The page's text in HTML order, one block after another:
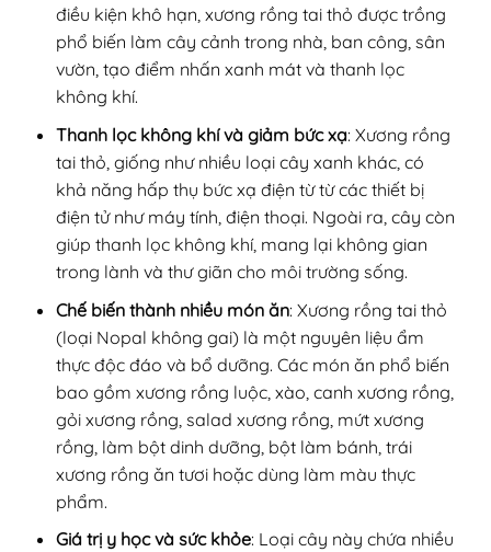
điều kiện khô hạn, xương rồng tai thỏ được trồng
phổ biến làm cây cảnh trong nhà, ban công, sân
vườn, tạo điểm nhấn xanh mát và thanh lọc
không khí.
Thanh lọc không khí và giảm bức xạ: Xương rồng
tai thỏ, giống như nhiều loại cây xanh khác, có
khả năng hấp thụ bức xạ điện từ từ các thiết bị
điện tử như máy tính, điện thoại. Ngoài ra, cây còn
giúp thanh lọc không khí, mang lại không gian
trong lành và thư giãn cho môi trường sống.
Chế biến thành nhiều món ăn: Xương rồng tai thỏ
(loại Nopal không gai) là một nguyên liệu ẩm
thực độc đáo và bổ dưỡng. Các món ăn phổ biến
bao gồm xương rồng luộc, xào, canh xương rồng,
gỏi xương rồng, salad xương rồng, mứt xương
rồng, làm bột dinh dưỡng, bột làm bánh, trái
xương rồng ăn tươi hoặc dùng làm màu thực
phẩm.
Giá trị y học và sức khỏe: Loại cây này chứa nhiều